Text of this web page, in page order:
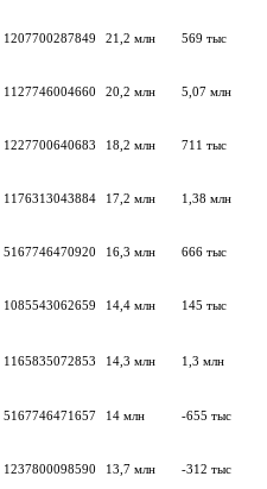
1207700287849 21,2 млн 569 тыс
1127746004660 20,2 млн 5,07 млн
1227700640683 18,2 млн 711 тыс
1176313043884 17,2 млн 1,38 млн
5167746470920 16,3 млн 666 тыс
1085543062659 14,4 млн 145 тыс
1165835072853 14,3 млн 1,3 млн
5167746471657 14 млн -655 тыс
1237800098590 13,7 млн -312 тыс